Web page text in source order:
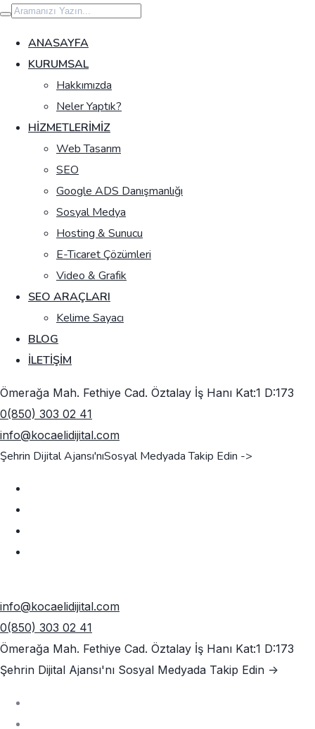
İçeriğe
geç
ANASAYFA
KURUMSAL
Hakkımızda
Neler Yaptık?
HIZMETLERIMIZ
Web Tasarım
SEO
Google ADS Danışmanlığı
Sosyal Medya
Hosting & Sunucu
E-Ticaret Çözümleri
Video & Grafik
SEO ARAÇLARI
Kelime Sayacı
BLOG
İLETIŞIM
Ömerağa Mah. Fethiye Cad. Öztalay İş Hanı Kat:1 D:173
0(850) 303 02 41
info@kocaelidijital.com
Şehrin Dijital Ajansı'nıSosyal Medyada Takip Edin ->
info@kocaelidijital.com
0(850) 303 02 41
Ömerağa Mah. Fethiye Cad. Öztalay İş Hanı Kat:1 D:173
Şehrin Dijital Ajansı'nı Sosyal Medyada Takip Edin ->